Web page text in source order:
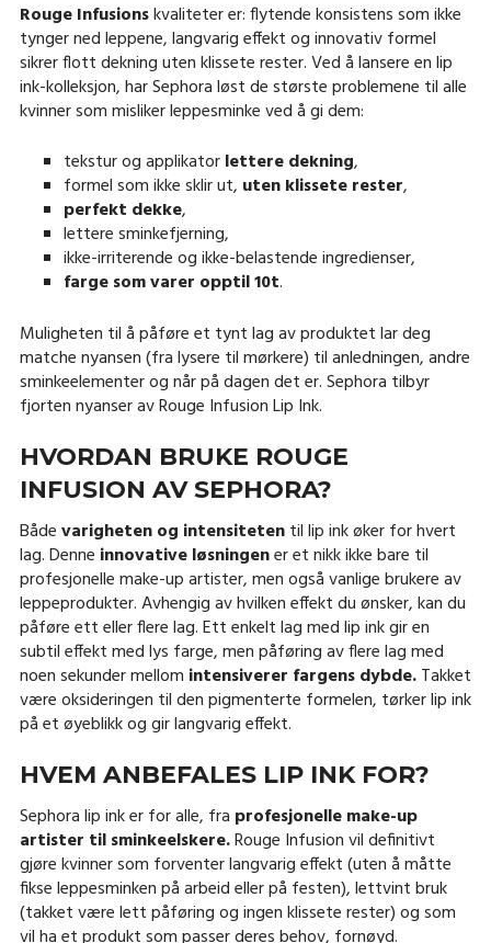
Rouge Infusionskvaliteter er: flytende konsistens som ikke
tynger ned leppene, langvarig effekt og innovativ formel
sikrer flott dekning uten klissete rester. Ved å lansere en lip
ink-kolleksjon, har Sephora løst de største problemene til alle
kvinner som misliker leppesminke ved å gi dem:
tekstur og applikatorlettere dekning,
formel som ikke sklir ut, uten klissete rester,
perfekt dekke,
lettere sminkefjerning,
ikke-irriterende og ikke-belastende ingredienser,
farge som varer opptil 10t.
Muligheten til å påføre et tynt lag av produktet lar deg
matche nyansen (fra lysere til mørkere) til anledningen, andre
sminkeelementer og når på dagen det er. Sephora tilbyr
fjorten nyanser av Rouge Infusion Lip Ink.
HVORDAN BRUKE ROUGE
INFUSION AV SEPHORA?
Bådevarigheten og intensitetentil lip ink øker for hvert
lag. Denne innovative løsningener et nikk ikke bare til
profesjonelle make-up artister, men også vanlige brukere av
leppeprodukter. Avhengig av hvilken effekt du ønsker, kan du
påføre ett eller flere lag. Ett enkelt lag med lip ink gir en
subtil effekt med lys farge, men påføring av flere lag med
noen sekunder mellom intensiverer fargens dybde.Takket
være oksideringen til den pigmenterte formelen, tørker lip ink
på et øyeblikk og gir langvarig effekt.
HVEM ANBEFALES LIP INK FOR?
Sephora lip ink er for alle, fra profesjonelle make-up
artister til sminkeelskere.Rouge Infusion vil definitivt
gjøre kvinner som forventer langvarig effekt (uten å måtte
fikse leppesminken på arbeid eller på festen), lettvint bruk
(takket være lett påføring og ingen klissete rester) og som